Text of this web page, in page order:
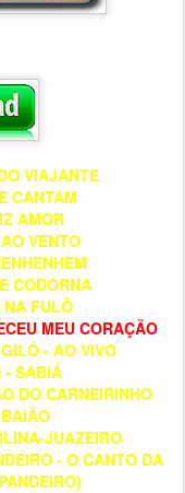
VIAJANTE
CANTAM
AMOR
VENTO
CODORNA
FULÔ
MEU CORAÇÃO
- AO VIVO
- SABIÁ
DO CARNEIRINHO
JUAZEIRO
- O CANTO DA